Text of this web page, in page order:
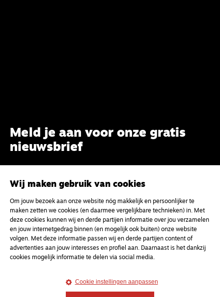
Meld je aan voor onze gratis
nieuwsbrief
Wij maken gebruik van cookies
Om jouw bezoek aan onze website nóg makkelijk en persoonlijker te
maken zetten we cookies (en daarmee vergelijkbare technieken) in. Met
deze cookies kunnen wij en derde partijen informatie over jou verzamelen
en jouw internetgedrag binnen (en mogelijk ook buiten) onze website
volgen. Met deze informatie passen wij en derde partijen content of
advertenties aan jouw interesses en profiel aan. Daarnaast is het dankzij
cookies mogelijk informatie te delen via social media.
Cookie instellingen aanpassen